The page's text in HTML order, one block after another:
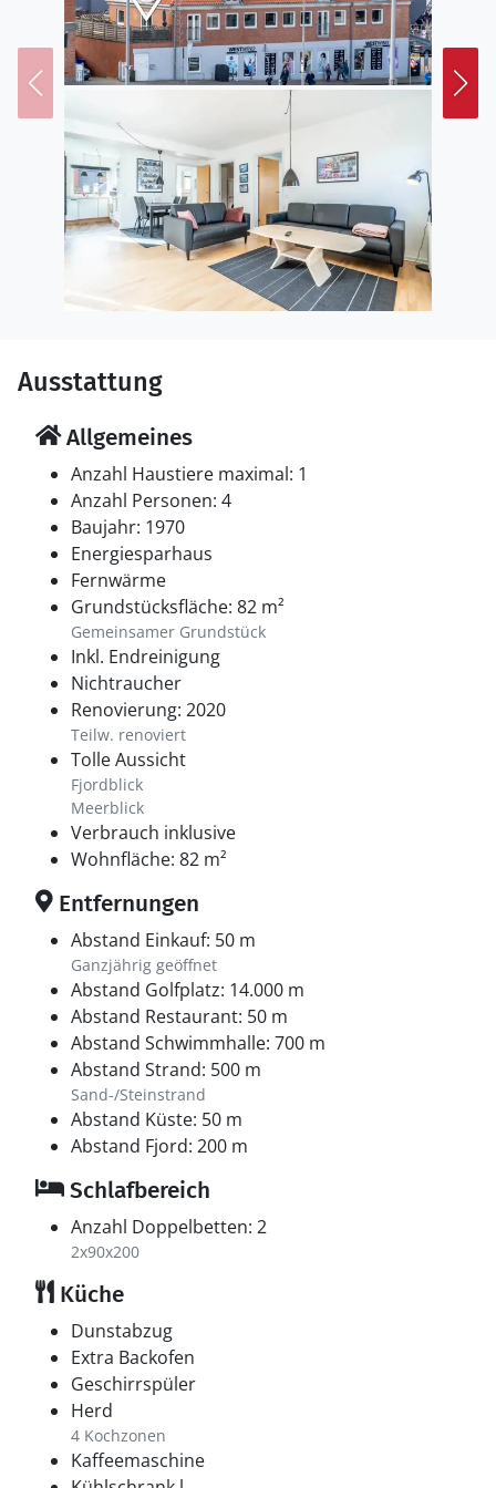
bieten köstliche Delikatessen an, wenn das Glück
ausbleibt. Paddleboarding, Windsurfing und
Kitesurfing sind am Südpier möglich, und am Fjord gibt
es zwei Surfspots, an denen Anfänger in einer
Surfschule die Kunst des Surfens erlernen können. Die
Mieter haben freien Zugang zum Schwimmbad der
Stadt, aber es lohnt sich auch, den tropischen
Wasserpark in Søndervig zu besuchen, der nur 15
Autominuten von der Adresse entfernt ist. Holmsland
Klit bietet eine wunderschöne westjütländische
Landschaft, und die ausgezeichneten Wander- und
Radwege der Gegend führen Sie durch die schöne,
Ausstattung
Allgemeines
Anzahl Haustiere maximal: 1
Anzahl Personen: 4
Baujahr: 1970
Energiesparhaus
Fernwärme
Grundstücksfläche: 82 m²
Gemeinsamer Grundstück
Inkl. Endreinigung
Nichtraucher
Renovierung: 2020
Teilw. renoviert
Tolle Aussicht
Fjordblick
Meerblick
Verbrauch inklusive
Wohnfläche: 82 m²
Entfernungen
Abstand Einkauf: 50 m
Ganzjährig geöffnet
Abstand Golfplatz: 14.000 m
Abstand Restaurant: 50 m
Abstand Schwimmhalle: 700 m
Abstand Strand: 500 m
Sand-/Steinstrand
Abstand Küste: 50 m
Abstand Fjord: 200 m
Schlafbereich
Anzahl Doppelbetten: 2
2x90x200
Küche
Dunstabzug
Extra Backofen
Geschirrspüler
Herd
4 Kochzonen
Kaffeemaschine